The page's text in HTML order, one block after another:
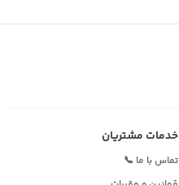
خدمات مشتریان
تماس با ما 📞